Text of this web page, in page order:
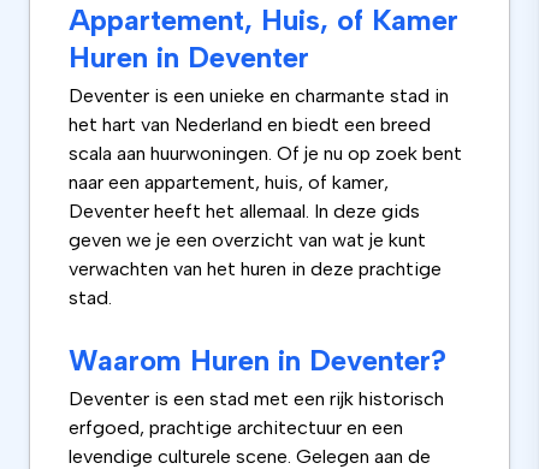
Appartement, Huis, of Kamer
Huren in Deventer
Deventer is een unieke en charmante stad in
het hart van Nederland en biedt een breed
scala aan huurwoningen. Of je nu op zoek bent
naar een appartement, huis, of kamer,
Deventer heeft het allemaal. In deze gids
geven we je een overzicht van wat je kunt
verwachten van het huren in deze prachtige
stad.
Waarom Huren in Deventer?
Deventer is een stad met een rijk historisch
erfgoed, prachtige architectuur en een
levendige culturele scene. Gelegen aan de